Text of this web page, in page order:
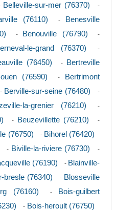
Belleville-sur-mer (76370) -
(76110) -
Benesville
- Benouville (76790) -
le-grand (76370) -
(76450) -
Bertreville
(76590) -
Bertrimont
- Berville-sur-seine (76480) -
la-grenier (76210) -
- Beuzevillette (76210) -
(76750) - Bihorel (76420)
- Biville-la-riviere (76730) -
(76190) - Blainville-
bresle (76340) - Blosseville
(76160) -
Bois-guilbert
- Bois-heroult (76750)